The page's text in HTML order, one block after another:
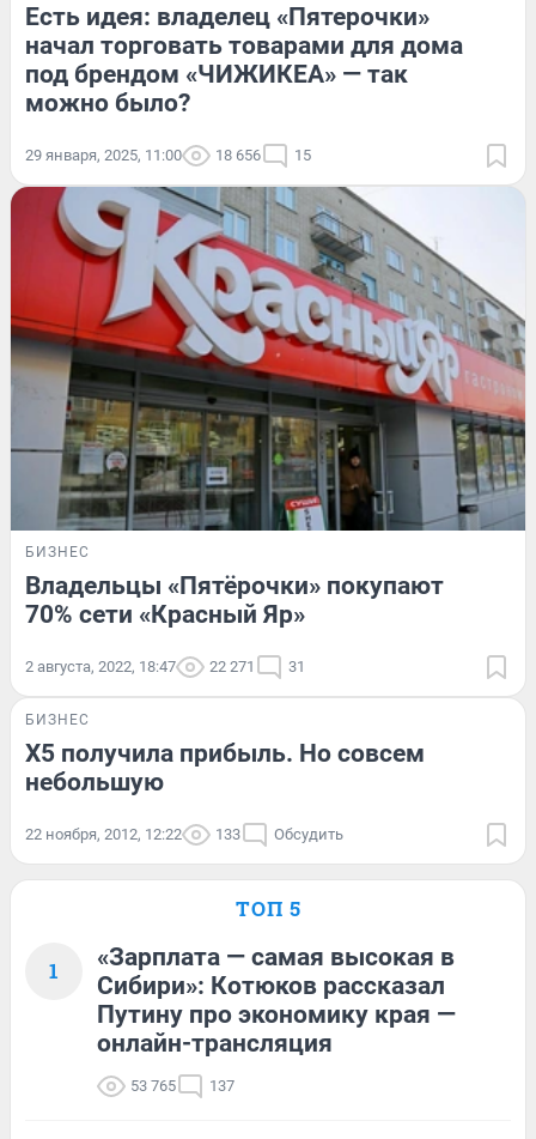
Есть идея: владелец «Пятерочки»
начал торговать товарами для дома
под брендом «ЧИЖИКЕА» — так
можно было?
29 января, 2025, 11:00 18 656 15
БИЗНЕС
Владельцы «Пятёрочки» покупают
70% сети «Красный Яр»
2 августа, 2022, 18:47 22 271 31
БИЗНЕС
X5 получила прибыль. Но совсем
небольшую
22 ноября, 2012, 12:22 133 Обсудить
ТОП 5
1
«Зарплата — самая высокая в
Сибири»: Котюков рассказал
Путину про экономику края —
онлайн-трансляция
53 765 137